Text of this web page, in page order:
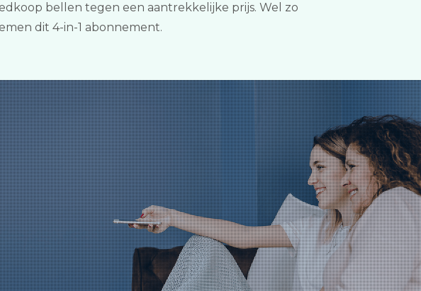
bellen tegen een aantrekkelijke prijs. Wel zo
dit 4-in-1 abonnement.